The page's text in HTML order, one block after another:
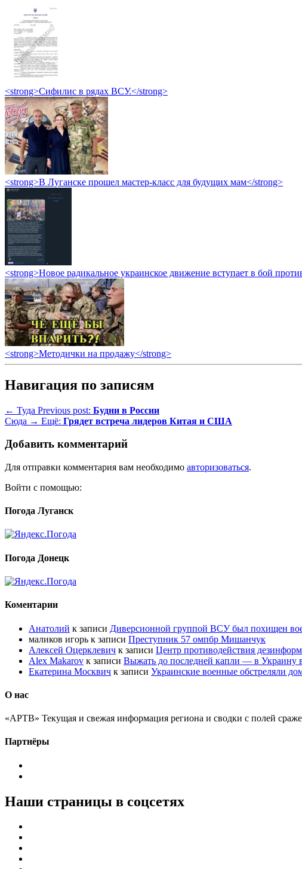
<strong>Сифилис в рядах ВСУ.</strong>
<strong>В Луганске прошел мастер-класс для будущих мам</strong>
<strong>Новое радикальное украинское движение вступает в бой
<strong>Методички на продажу</strong>
Навигация по записям
← Туда Previous post: Будни в России
Сюда → Ещё: Грядет встреча лидеров Китая и США
Добавить комментарий
Для отправки комментария вам необходимо авторизоваться.
Войти с помощью:
Погода Луганск
Погода Донецк
Коментарии
Анатолий к записи Диверсионной группой ВСУ был похищен
маликов игорь к записи Преступник 57 омпбр Мишанчук
Алексей Оцерклевич к записи Центр противодействия
Alex Makarov к записи Выжать до последней капли — в Украину
Екатерина Москвич к записи Украинские военные обстреляли
О нас
«АРТВ» Текущая и свежая информация региона и сводки с полей
Партнёры
Наши страницы в соцсетях